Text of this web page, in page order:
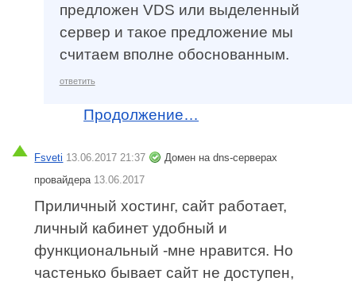
предложен VDS или выделенный
сервер и такое предложение мы
считаем вполне обоснованным.
ответить
Продолжение…
Fsveti 13.06.2017 21:37
Домен на dns-серверах
провайдера 13.06.2017
Приличный хостинг, сайт работает,
личный кабинет удобный и
функциональный -мне нравится. Но
частенько бывает сайт не доступен,